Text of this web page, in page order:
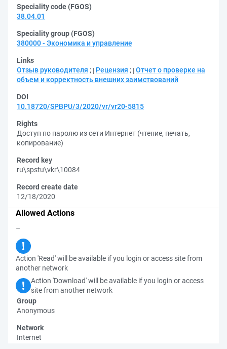
Speciality code (FGOS)
38.04.01
Speciality group (FGOS)
380000 - Экономика и управление
Links
Отзыв руководителя ; Рецензия ; Отчет о проверке на
объем и корректность внешних заимствований
DOI
10.18720/SPBPU/3/2020/vr/vr20-5815
Rights
Доступ по паролю из сети Интернет (чтение, печать,
копирование)
Record key
ru\spstu\vkr\10084
Record create date
12/18/2020
Allowed Actions
–
Action 'Read' will be available if you login or access site from
another network
Action 'Download' will be available if you login or access
site from another network
Group
Anonymous
Network
Internet